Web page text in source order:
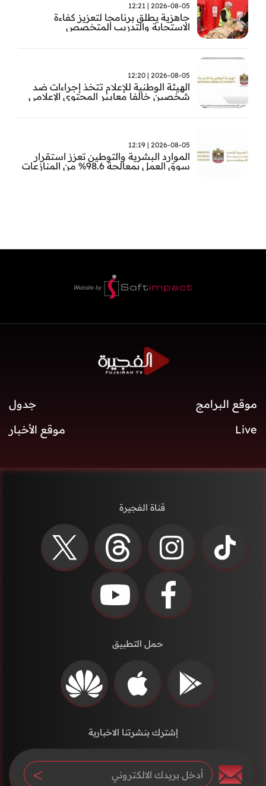
2026-08-05 | 12:21
جاهزية يطلق برنامجا لتعزيز كفاءة
الاستجابة والتدريب المتخصص
2026-08-05 | 12:20
الهيئة الوطنية للإعلام تتخذ إجراءات ضد
شخصين خالفا معايير المحتوى الإعلامي
2026-08-05 | 12:19
الموارد البشرية والتوطين تعزز استقرار
سوق العمل بمعالجة 98.6% من المنازعات
موقع البرامج
جدول
Live
موقع الأخبار
قناة الفجيرة
حمل التطبيق
إشترك بنشرتنا الاخبارية